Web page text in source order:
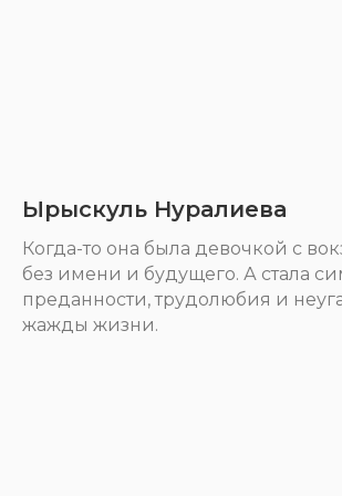
Ырыскуль Нуралиева
Когда-то она была девочкой с
без имени и будущего. А стала
преданности, трудолюбия и
жажды жизни.